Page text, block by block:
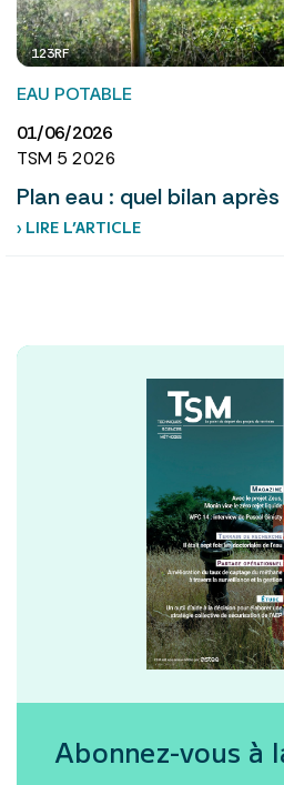
123RF
EAU POTABLE
01/06/2026
TSM 5 2026
Plan eau : quel bilan
› LIRE L’ARTICLE
Abonnez-vous à